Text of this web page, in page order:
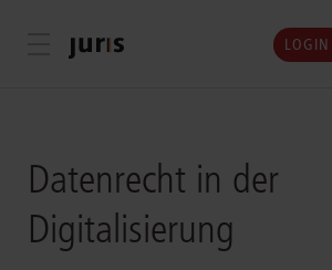
Menü öffnen LOGIN
Datenrecht in der
Digitalisierung